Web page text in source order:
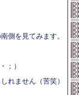
側を見てみます。
；）
れません（苦笑）